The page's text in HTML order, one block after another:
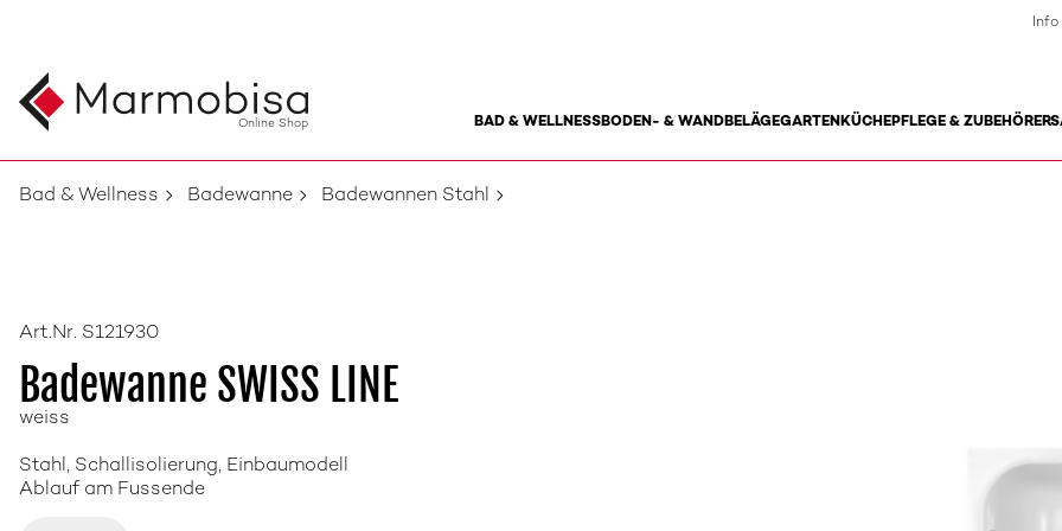
Online Shop BAD & WELLNESSBODEN- & WANDBELÄGEGARTENKÜCHEPFLEGE & ZUBEHÖR
Info
Bad & Wellness Badewanne Badewannen Stahl
Art.Nr. S121930
Badewanne SWISS LINE
weiss
Stahl, Schallisolierung, Einbaumodell
Ablauf am Fussende